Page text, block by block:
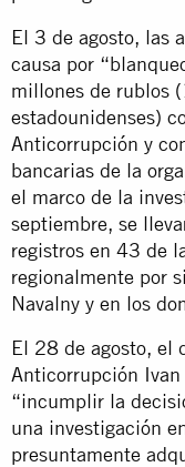
El 3 de agosto, las
causa por
millones de rublos
estadounidenses)
Anticorrupción y
bancarias de la
el marco de la
septiembre, se
registros en 43 de
regionalmente por
Navalny y en los
El 28 de agosto, el
Anticorrupción Ivan
“incumplir la
una investigación
presuntamente